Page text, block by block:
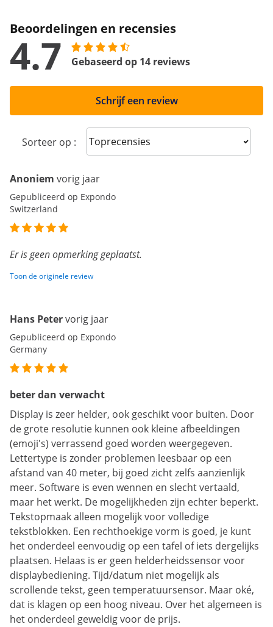
Beoordelingen en recensies
4.7 Gebaseerd op 14 reviews
Schrijf een review
Sorteer op : Sort reviews
Anoniem vorig jaar
Gepubliceerd op Expondo
Switzerland
Er is geen opmerking geplaatst.
Toon de originele review
Hans Petervorig jaar
Gepubliceerd op Expondo
Germany
beter dan verwacht
Display is zeer helder, ook geschikt voor buiten. Door
de grote resolutie kunnen ook kleine afbeeldingen
(emoji's) verrassend goed worden weergegeven.
Lettertype is zonder problemen leesbaar op een
afstand van 40 meter, bij goed zicht zelfs aanzienlijk
meer. Software is even wennen en slecht vertaald,
maar het werkt. De mogelijkheden zijn echter beperkt.
Tekstopmaak alleen mogelijk voor volledige
tekstblokken. Een rechthoekige vorm is goed, je kunt
het onderdeel eenvoudig op een tafel of iets dergelijks
plaatsen. Helaas is er geen helderheidssensor voor
displaybediening. Tijd/datum niet mogelijk als
scrollende tekst, geen temperatuursensor. Maar oké,
dat is klagen op een hoog niveau. Over het algemeen is
het onderdeel geweldig voor de prijs.